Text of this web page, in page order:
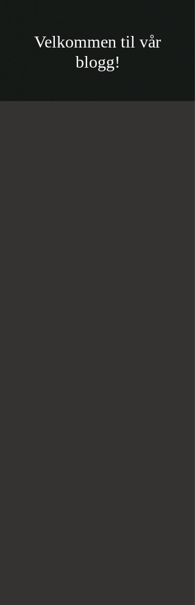
Velkommen til vår
blogg!